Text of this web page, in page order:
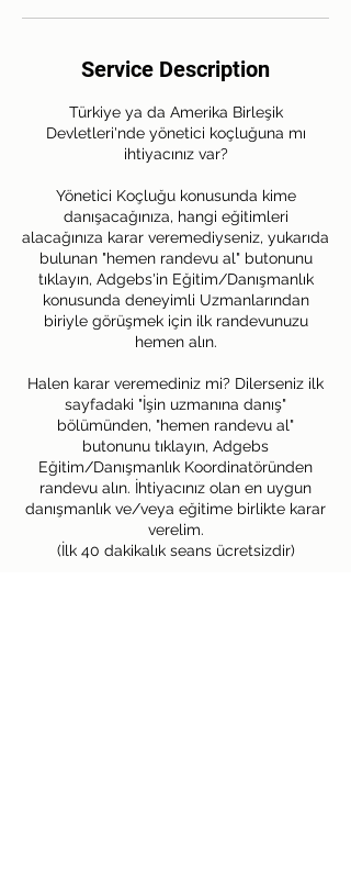
Service Description
Türkiye ya da Amerika Birleşik
Devletleri'nde yönetici koçluğuna mı
ihtiyacınız var?
Yönetici Koçluğu konusunda kime
danışacağınıza, hangi eğitimleri
alacağınıza karar veremediyseniz, yukarıda
bulunan "hemen randevu al" butonunu
tıklayın, Adgebs'in Eğitim/Danışmanlık
konusunda deneyimli Uzmanlarından
biriyle görüşmek için ilk randevunuzu
hemen alın.
Halen karar veremediniz mi? Dilerseniz ilk
sayfadaki "İşin uzmanına danış"
bölümünden, "hemen randevu al"
butonunu tıklayın, Adgebs
Eğitim/Danışmanlık Koordinatöründen
randevu alın. İhtiyacınız olan en uygun
danışmanlık ve/veya eğitime birlikte karar
verelim.
(İlk 40 dakikalık seans ücretsizdir)